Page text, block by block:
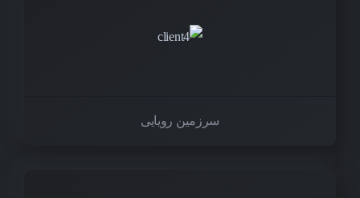
سرزمین رویایی